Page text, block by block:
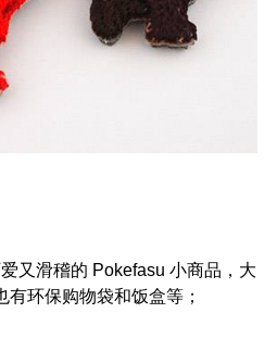
又滑稽的 Pokefasu 小商品，大
环保购物袋和饭盒等；